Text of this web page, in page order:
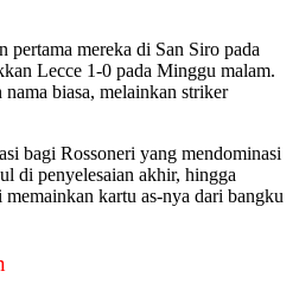
pertama mereka di San Siro pada
Lecce 1-0 pada Minggu malam.
biasa, melainkan striker
bagi Rossoneri yang mendominasi
di penyelesaian akhir, hingga
kartu as-nya dari bangku